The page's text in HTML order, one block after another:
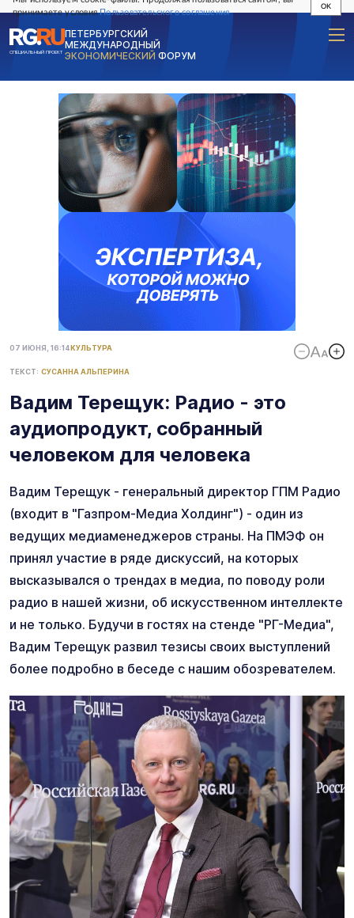
принимаете условияПользовательского соглашения
OK
СПЕЦИАЛЬНЫЙ ПРОЕКТ
ПЕТЕРБУРГСКИЙ
МЕЖДУНАРОДНЫЙ
ЭКОНОМИЧЕСКИЙ ФОРУМ
07 ИЮНЯ, 16:14КУЛЬТУРА
ТЕКСТ: СУСАННА АЛЬПЕРИНА
Вадим Терещук: Радио - это
аудиопродукт, собранный
человеком для человека
Вадим Терещук - генеральный директор ГПМ Радио
(входит в "Газпром-Медиа Холдинг") - один из
ведущих медиаменеджеров страны. На ПМЭФ он
принял участие в ряде дискуссий, на которых
высказывался о трендах в медиа, по поводу роли
радио в нашей жизни, об искусственном интеллекте
и не только. Будучи в гостях на стенде "РГ-Медиа",
Вадим Терещук развил тезисы своих выступлений
более подробно в беседе с нашим обозревателем.